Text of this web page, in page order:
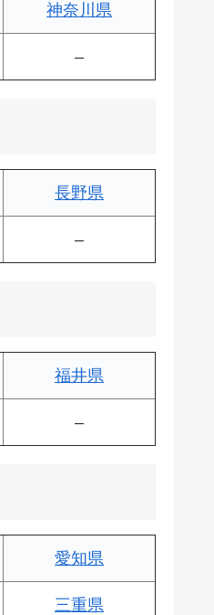
神奈川県
–
長野県
–
福井県
–
愛知県
三重県